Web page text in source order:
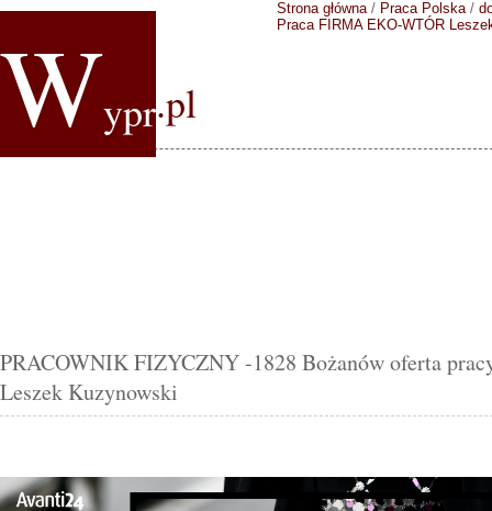
Wypr.pl
Strona główna/ Praca Polska/
Praca FIRMA EKO-WTÓR
PRACOWNIK FIZYCZNY -1828 Bożanów oferta
Leszek Kuzynowski